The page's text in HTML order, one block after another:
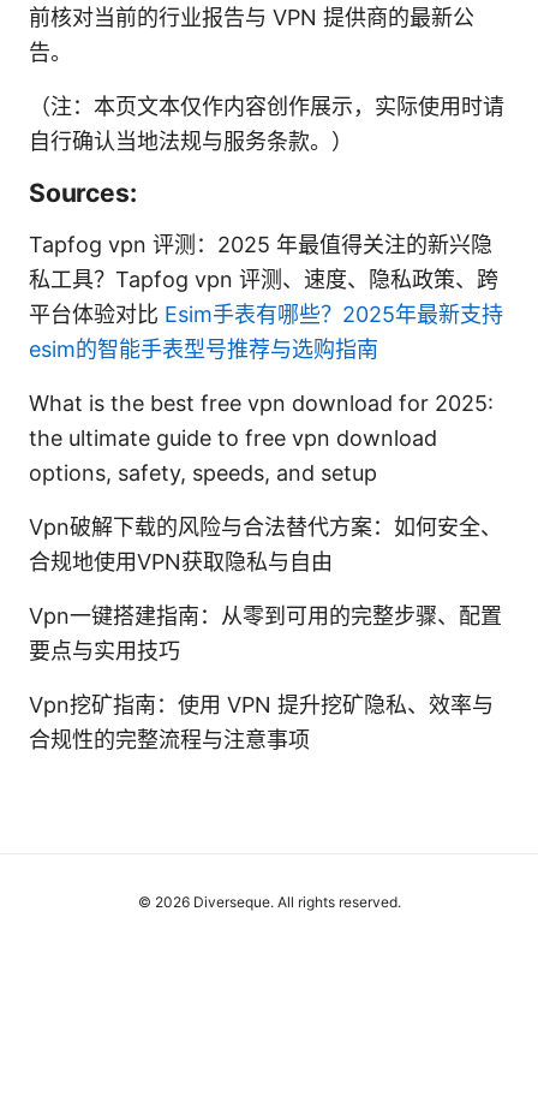
前核对当前的行业报告与 VPN 提供商的最新公
告。
（注：本页文本仅作内容创作展示，实际使用时请
自行确认当地法规与服务条款。）
Sources:
Tapfog vpn 评测：2025 年最值得关注的新兴隐
私工具？Tapfog vpn 评测、速度、隐私政策、跨
平台体验对比 Esim手表有哪些？2025年最新支持
esim的智能手表型号推荐与选购指南
What is the best free vpn download for 2025:
the ultimate guide to free vpn download
options, safety, speeds, and setup
Vpn破解下载的风险与合法替代方案：如何安全、
合规地使用VPN获取隐私与自由
Vpn一键搭建指南：从零到可用的完整步骤、配置
要点与实用技巧
Vpn挖矿指南：使用 VPN 提升挖矿隐私、效率与
合规性的完整流程与注意事项
© 2026 Diverseque. All rights reserved.